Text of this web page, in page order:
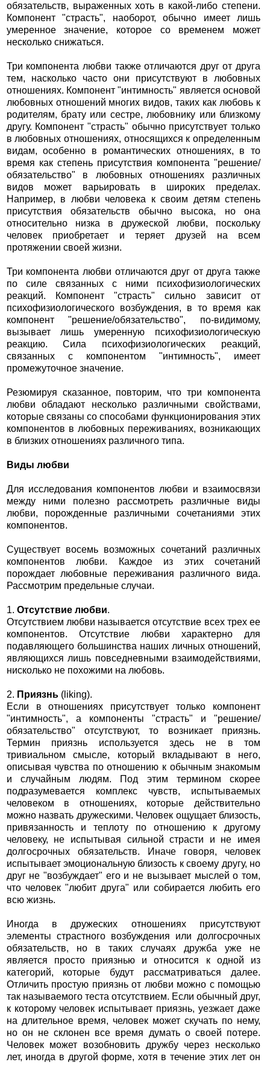
обязательств, выраженных хоть в какой-либо степени.
Компонент "страсть", наоборот, обычно имеет лишь
умеренное значение, которое со временем может
несколько снижаться.
Три компонента любви также отличаются друг от друга
тем, насколько часто они присутствуют в любовных
отношениях. Компонент "интимность" является основой
любовных отношений многих видов, таких как любовь к
родителям, брату или сестре, любовнику или близкому
другу. Компонент "страсть" обычно присутствует только
в любовных отношениях, относящихся к определенным
видам, особенно в романтических отношениях, в то
время как степень присутствия компонента "решение/
обязательство" в любовных отношениях различных
видов может варьировать в широких пределах.
Например, в любви человека к своим детям степень
присутствия обязательств обычно высока, но она
относительно низка в дружеской любви, поскольку
человек приобретает и теряет друзей на всем
протяжении своей жизни.
Три компонента любви отличаются друг от друга также
по силе связанных с ними психофизиологических
реакций. Компонент "страсть" сильно зависит от
психофизиологического возбуждения, в то время как
компонент "решение/обязательство", по-видимому,
вызывает лишь умеренную психофизиологическую
реакцию. Сила психофизиологических реакций,
связанных с компонентом "интимность", имеет
промежуточное значение.
Резюмируя сказанное, повторим, что три компонента
любви обладают несколько различными свойствами,
которые связаны со способами функционирования этих
компонентов в любовных переживаниях, возникающих
в близких отношениях различного типа.
Виды любви
Для исследования компонентов любви и взаимосвязи
между ними полезно рассмотреть различные виды
любви, порожденные различными сочетаниями этих
компонентов.
Существует восемь возможных сочетаний различных
компонентов любви. Каждое из этих сочетаний
порождает любовные переживания различного вида.
Рассмотрим предельные случаи.
1. Отсутствие любви.
Отсутствием любви называется отсутствие всех трех ее
компонентов. Отсутствие любви характерно для
подавляющего большинства наших личных отношений,
являющихся лишь повседневными взаимодействиями,
нисколько не похожими на любовь.
2. Приязнь(liking).
Если в отношениях присутствует только компонент
"интимность", а компоненты "страсть" и "решение/
обязательство" отсутствуют, то возникает приязнь.
Термин приязнь используется здесь не в том
тривиальном смысле, который вкладывают в него,
описывая чувства по отношению к обычным знакомым
и случайным людям. Под этим термином скорее
подразумевается комплекс чувств, испытываемых
человеком в отношениях, которые действительно
можно назвать дружескими. Человек ощущает близость,
привязанность и теплоту по отношению к другому
человеку, не испытывая сильной страсти и не имея
долгосрочных обязательств. Иначе говоря, человек
испытывает эмоциональную близость к своему другу, но
друг не "возбуждает" его и не вызывает мыслей о том,
что человек "любит друга" или собирается любить его
всю жизнь.
Иногда в дружеских отношениях присутствуют
элементы страстного возбуждения или долгосрочных
обязательств, но в таких случаях дружба уже не
является просто приязнью и относится к одной из
категорий, которые будут рассматриваться далее.
Отличить простую приязнь от любви можно с помощью
так называемого теста отсутствием. Если обычный друг,
к которому человек испытывает приязнь, уезжает даже
на длительное время, человек может скучать по нему,
но он не склонен все время думать о своей потере.
Человек может возобновить дружбу через несколько
лет, иногда в другой форме, хотя в течение этих лет он